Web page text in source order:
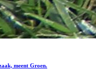
meent Groen.